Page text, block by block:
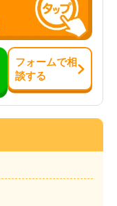
フォームで相
談する